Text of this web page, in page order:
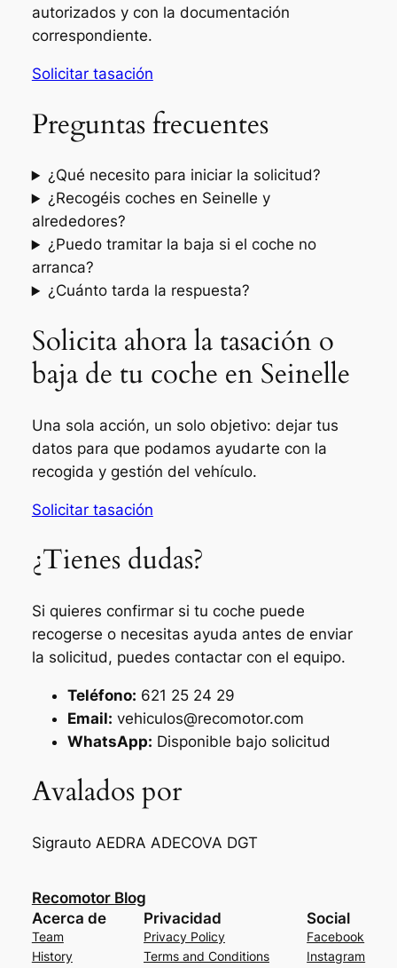
autorizados y con la documentación
correspondiente.
Solicitar tasación
Preguntas frecuentes
¿Qué necesito para iniciar la solicitud?
¿Recogéis coches en Seinelle y
alrededores?
¿Puedo tramitar la baja si el coche no
arranca?
¿Cuánto tarda la respuesta?
Solicita ahora la tasación o
baja de tu coche en Seinelle
Una sola acción, un solo objetivo: dejar tus
datos para que podamos ayudarte con la
recogida y gestión del vehículo.
Solicitar tasación
¿Tienes dudas?
Si quieres confirmar si tu coche puede
recogerse o necesitas ayuda antes de enviar
la solicitud, puedes contactar con el equipo.
Teléfono: 621 25 24 29
Email: vehiculos@recomotor.com
WhatsApp: Disponible bajo solicitud
Avalados por
Sigrauto AEDRA ADECOVA DGT
Recomotor Blog
Acerca de
Team
History
Privacidad
Privacy Policy
Terms and Conditions
Social
Facebook
Instagram